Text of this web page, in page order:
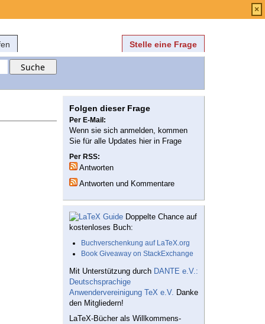
Stelle eine Frage
Folgen dieser Frage
Per E-Mail:
Wenn sie sich anmelden, kommen
Sie für alle Updates hier in Frage
Per RSS:
Antworten
Antworten und Kommentare
Doppelte Chance auf
kostenloses Buch:
Buchverschenkung auf LaTeX.org
Book Giveaway on StackExchange
Mit Unterstützung durch DANTE e.V.:
Deutschsprachige
Anwendervereinigung TeX e.V. Danke
den Mitgliedern!
LaTeX-Bücher als Willkommens-
×